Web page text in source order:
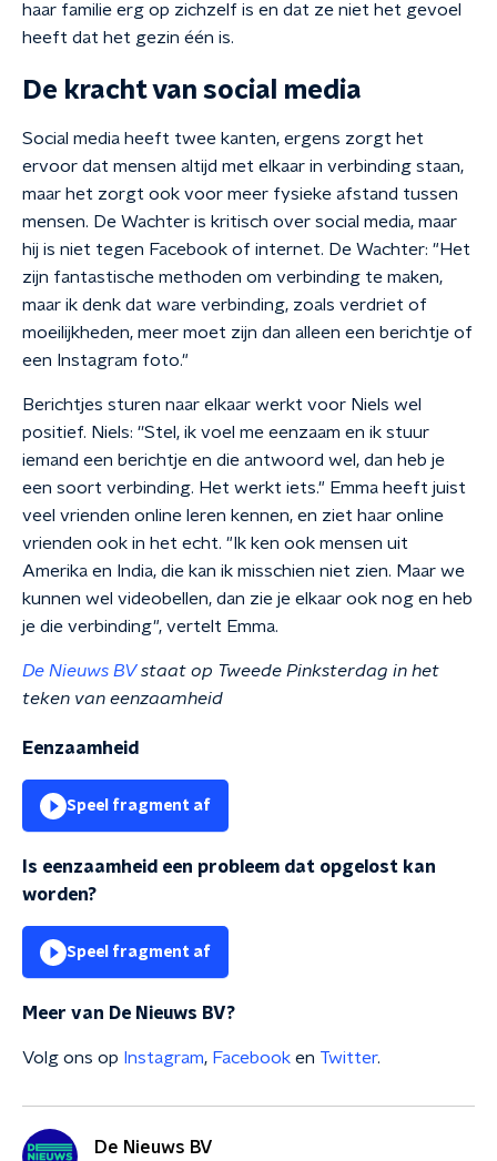
haar familie erg op zichzelf is en dat ze niet het gevoel
heeft dat het gezin één is.
De kracht van social media
Social media heeft twee kanten, ergens zorgt het
ervoor dat mensen altijd met elkaar in verbinding staan,
maar het zorgt ook voor meer fysieke afstand tussen
mensen. De Wachter is kritisch over social media, maar
hij is niet tegen Facebook of internet. De Wachter: "Het
zijn fantastische methoden om verbinding te maken,
maar ik denk dat ware verbinding, zoals verdriet of
moeilijkheden, meer moet zijn dan alleen een berichtje of
een Instagram foto."
Berichtjes sturen naar elkaar werkt voor Niels wel
positief. Niels: ''Stel, ik voel me eenzaam en ik stuur
iemand een berichtje en die antwoord wel, dan heb je
een soort verbinding. Het werkt iets." Emma heeft juist
veel vrienden online leren kennen, en ziet haar online
vrienden ook in het echt. "Ik ken ook mensen uit
Amerika en India, die kan ik misschien niet zien. Maar we
kunnen wel videobellen, dan zie je elkaar ook nog en heb
je die verbinding", vertelt Emma.
De Nieuws BVstaat op Tweede Pinksterdag in het
teken van eenzaamheid
Eenzaamheid
Speel fragment af
Is eenzaamheid een probleem dat opgelost kan
worden?
Speel fragment af
Meer van De Nieuws BV?
Volg ons op Instagram, Facebook en Twitter.
De Nieuws BV